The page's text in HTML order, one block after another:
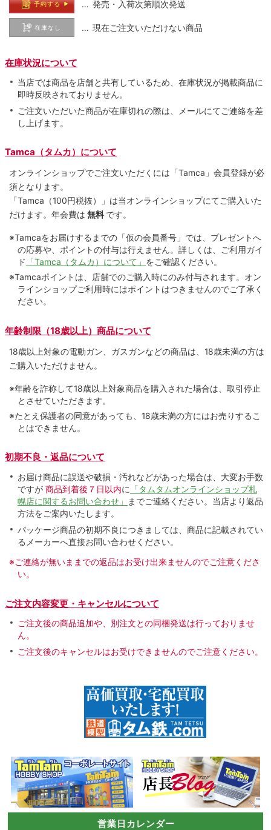
予約する … 発売・入荷次第順次発送
在庫なし … 現在ご注文いただけない商品
在庫状況について
当店では商品を店舗と共有しているため、在庫状況が掲載商品に
即時反映されておりません。
ご注文いただいた商品が在庫切れの際は、メールにてご連絡を差
し上げます。
Tamca（タムカ）について
オンラインショップでご注⽂いただくには「Tamca」会員登録が必
須となります。
「Tamca （100円税抜）
」は当オンラインショップにてご購⼊いた
だけます。 年会費は 無料 です。
※Tamcaをお届けするまでの「仮の会員番号」では、プレゼントへ
の応募や、ポイントの付与は⾏えません。詳しくは、ご利⽤ガイ
ド 「Tamca（タムカ）について」 をご確認ください。
※Tamcaポイントは、店舗でのご購⼊時にのみ付与されます。オン
ラインショップご利用時にはポイントはつきませんのでご了承く
ださい。
年齢制限（18歳以上）商品について
18歳以上対象の電動ガン、ガスガンなどの商品は、18歳未満の方は
ご購入いただけません。
※年齢を詐称して18歳以上対象商品を購入された場合は、取引停止
とさせていただきます。
※たとえ保護者の同意があっても、18歳未満の方にはお売りするこ
とはできません。
初期不良・返品について
お届け商品に誤送や破損・汚れなどがあった場合は、大変お手数
ですが 商品到着後７日以内に 「タムタムオンラインショップ札
幌店に関するお問い合わせ」
までご連絡ください。当店より返品
方法をご案内いたします。
パッケージ商品の初期不良につきましては、商品に記載されてい
るメーカーへ直接お問い合わせください。
※ご連絡が無いままでの返品はお受け出来ませんのでご注意くださ
い。
ご注文内容変更・キャンセルについて
ご注文後の商品追加や、別注文との同梱発送は行っておりませ
ん。
ご注文後のキャンセルはお受けできませんのでご注意ください。
営業日カレンダー